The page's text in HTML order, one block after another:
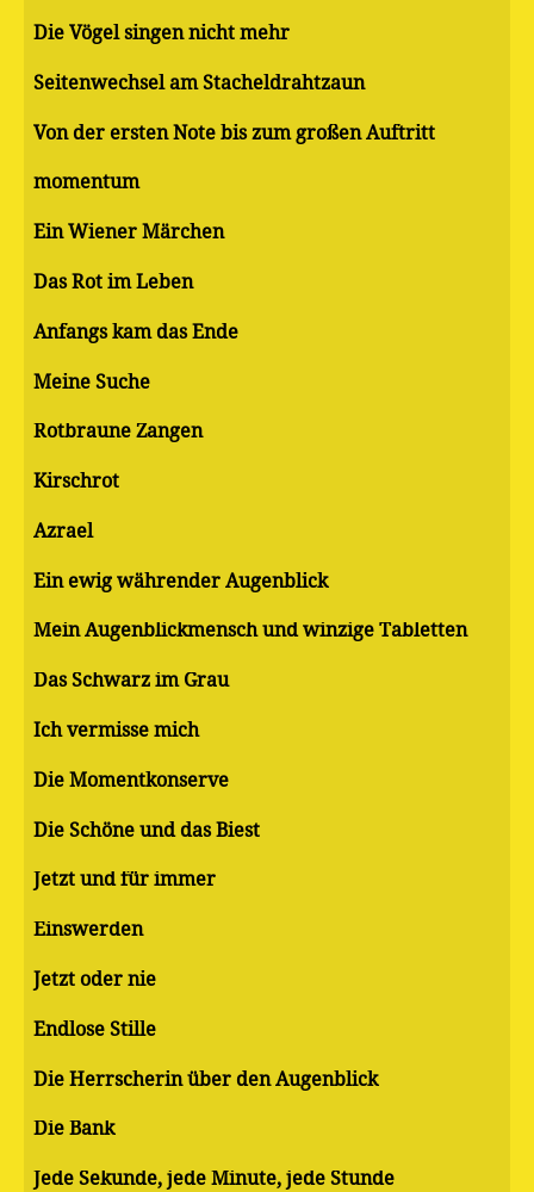
Die Vögel singen nicht mehr
Seitenwechsel am Stacheldrahtzaun
Von der ersten Note bis zum großen Auftritt
momentum
Ein Wiener Märchen
Das Rot im Leben
Anfangs kam das Ende
Meine Suche
Rotbraune Zangen
Kirschrot
Azrael
Ein ewig währender Augenblick
Mein Augenblickmensch und winzige Tabletten
Das Schwarz im Grau
Ich vermisse mich
Die Momentkonserve
Die Schöne und das Biest
Jetzt und für immer
Einswerden
Jetzt oder nie
Endlose Stille
Die Herrscherin über den Augenblick
Die Bank
Jede Sekunde, jede Minute, jede Stunde